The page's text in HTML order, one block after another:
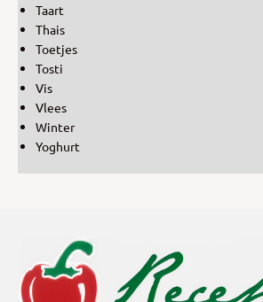
Taart
Thais
Toetjes
Tosti
Vis
Vlees
Winter
Yoghurt